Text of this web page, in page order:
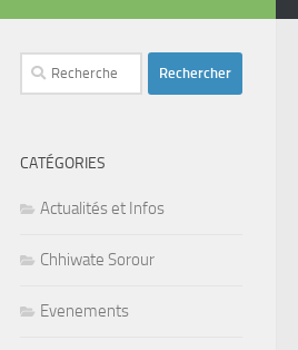
Rechercher :
CATÉGORIES
Actualités et Infos
Chhiwate Sorour
Evenements